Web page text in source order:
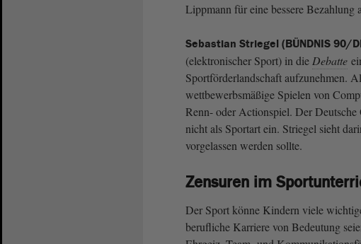
Lippmann für eine bessere Bezahlung
Sebastian Striegel (BÜNDNIS 90/
(elektronischer Sport) in die Debatte
Sportförderlandschaft aufzunehmen.
wettbewerbsmäßige Spielen von
Renn- oder Actionspiel. Der
nicht als Sportart ein. Striegel sieht
vorgelassen werden sollte.
Zensuren im
Der Sport könne Kindern viele
berufliche Karriere von Bedeutung